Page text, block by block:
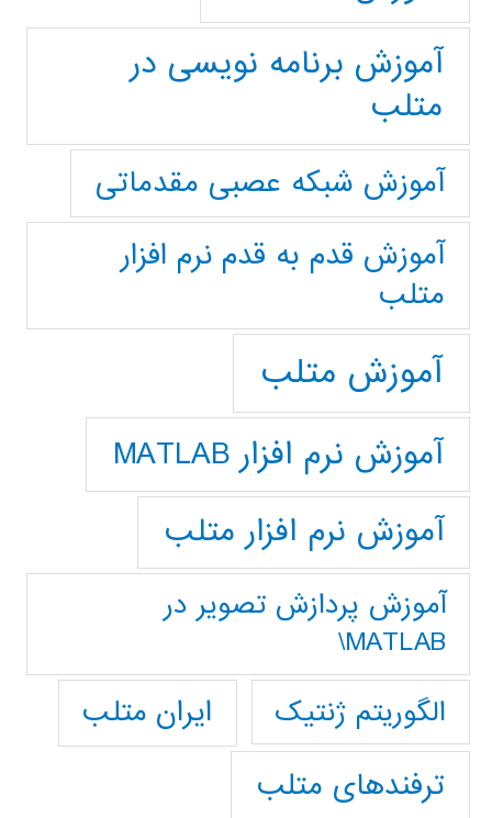
آموزش برنامه نویسی در
متلب
آموزش شبکه عصبی مقدماتی
آموزش قدم به قدم نرم افزار
متلب
آموزش متلب
آموزش نرم افزار MATLAB
آموزش نرم افزار متلب
آموزش پردازش تصوير در
MATLAB\
الگوریتم ژنتیک
ایران متلب
ترفندهای متلب